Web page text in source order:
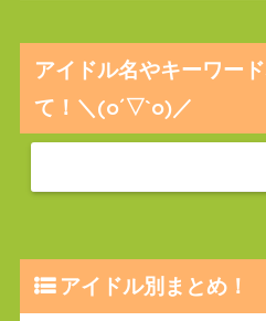
アイドル名やキーワー
て！＼(o´▽`o)／
アイドル別まとめ！